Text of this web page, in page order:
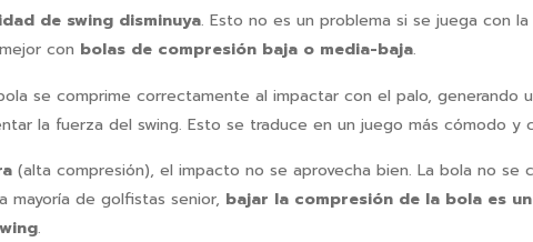
de swing disminuya. Esto no es un problema si se juega con
con bolas de compresión baja o media-baja.
se comprime correctamente al impactar con el palo, generando
la fuerza del swing. Esto se traduce en un juego más cómodo y
(alta compresión), el impacto no se aprovecha bien. La bola no
mayoría de golfistas senior, bajar la compresión de la bola es
.